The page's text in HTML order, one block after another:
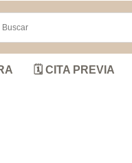
🗓️ CITA PREVIA